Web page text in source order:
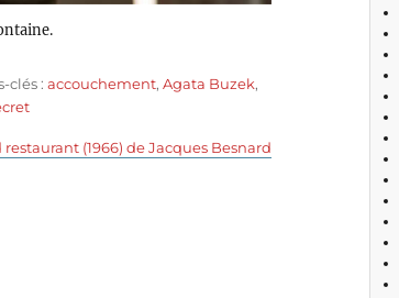
clés :accouchement,Agata Buzek,
restaurant (1966) de Jacques Besnard